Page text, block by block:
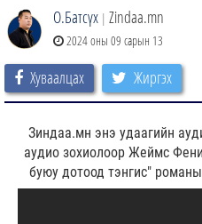
О.Батсүх | Zindaa.mn
2024 оны 09 сарын 13
Хуваалцах Жиргэх
Зиндаа.мн энэ удаагийн
аудио зохиолоор Жеймс
буюу дотоод тэнгис"